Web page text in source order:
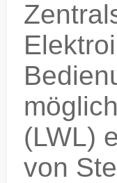
(LWL)
von